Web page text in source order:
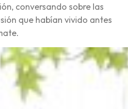
conversando sobre las
que habían vivido antes